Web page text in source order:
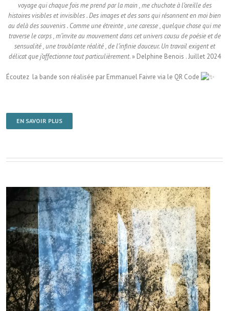
voyage qui chaque fois me prend par la main , me chuchote à l’oreille des
histoires visibles et invisibles . Des images et des sons qui résonnent en moi bien
au delà des souvenirs . Comme une étreinte , une caresse , quelque chose qui me
traverse le corps , m’invite au mouvement dans cet univers cousu de poésie et de
sensualité , une troublante réalité , de l’infinie douceur. Un travail exigent et
délicat que j’affectionne tout particulièrement. » Delphine Benois . Juillet 2024
Écoutez la bande son réalisée par Emmanuel Faivre via le QR Code
EN SAVOIR PLUS